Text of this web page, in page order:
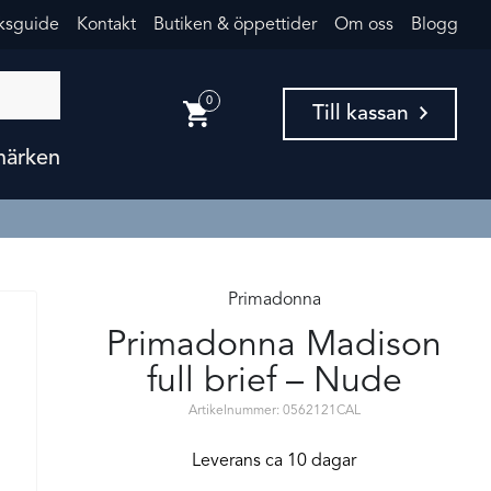
Kontakt Butiken & öppettider Om oss Blogg
0
Till kassan
Primadonna
Primadonna Madison
full brief – Nude
Artikelnummer: 0562121CAL
Leverans ca 10 dagar